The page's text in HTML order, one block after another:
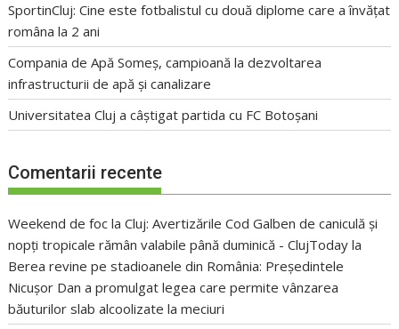
SportinCluj: Cine este fotbalistul cu două diplome care a învățat
româna la 2 ani
Compania de Apă Someș, campioană la dezvoltarea
infrastructurii de apă și canalizare
Universitatea Cluj a câștigat partida cu FC Botoșani
Comentarii recente
Weekend de foc la Cluj: Avertizările Cod Galben de caniculă și
nopți tropicale rămân valabile până duminică - ClujToday la
Berea revine pe stadioanele din România: Președintele
Nicușor Dan a promulgat legea care permite vânzarea
băuturilor slab alcoolizate la meciuri